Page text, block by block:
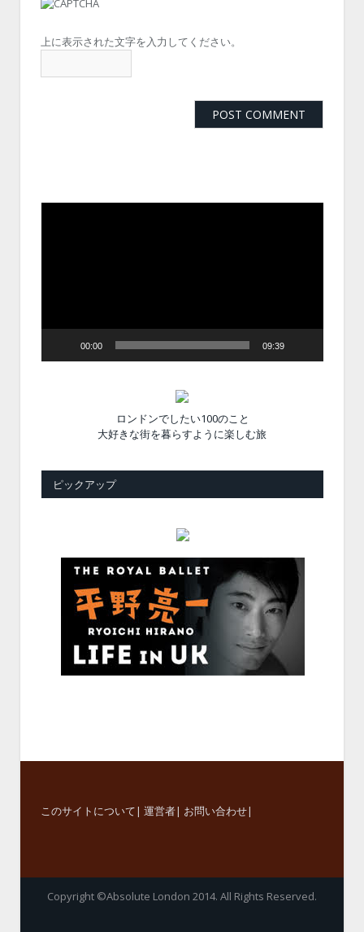
上に表示された文字を入力してください。
00:00 09:39
ロンドンでしたい100のこと
大好きな街を暮らすように楽しむ旅
ピックアップ
このサイトについて| 運営者| お問い合わせ|
Copyright ©Absolute London 2014. All Rights Reserved.